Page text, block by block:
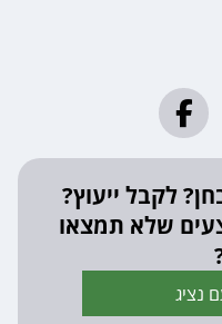
לקבל ייעוץ?
שלא תמצאו
נציג